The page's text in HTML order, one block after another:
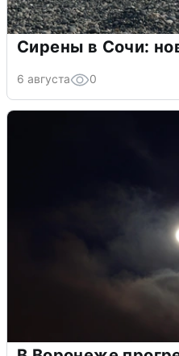
Сирены в Сочи:
6 августа 0